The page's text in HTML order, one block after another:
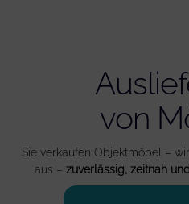
von
Sie verkaufen Objektmöbel –
aus – zuverlässig, zeitnah